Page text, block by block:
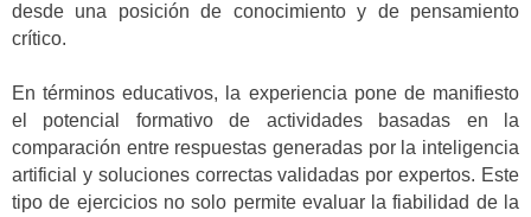
desde una posición de conocimiento y de pensamiento
crítico.
En términos educativos, la experiencia pone de manifiesto
el potencial formativo de actividades basadas en la
comparación entre respuestas generadas por la inteligencia
artificial y soluciones correctas validadas por expertos. Este
tipo de ejercicios no solo permite evaluar la fiabilidad de la